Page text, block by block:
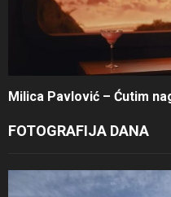
Milica Pavlović – Ćutim
FOTOGRAFIJA DANA